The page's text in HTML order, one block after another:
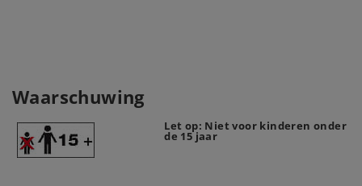
Waarschuwing
Let op: Niet voor kinderen onder
de 15 jaar